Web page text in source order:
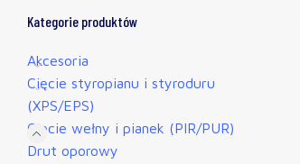
Kategorie produktów
Akcesoria
Cięcie styropianu i styroduru
(XPS/EPS)
Cięcie wełny i pianek (PIR/PUR)
Drut oporowy